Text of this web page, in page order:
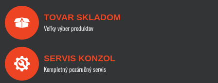
TOVAR SKLADOM
Veľky výber produktov
SERVIS KONZOL
Kompletný pozáručný servis